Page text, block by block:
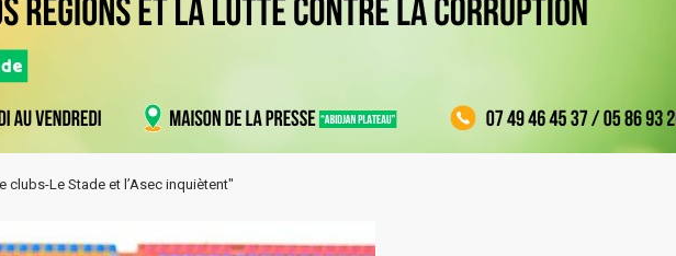
Le Stade et l’Asec inquiètent"